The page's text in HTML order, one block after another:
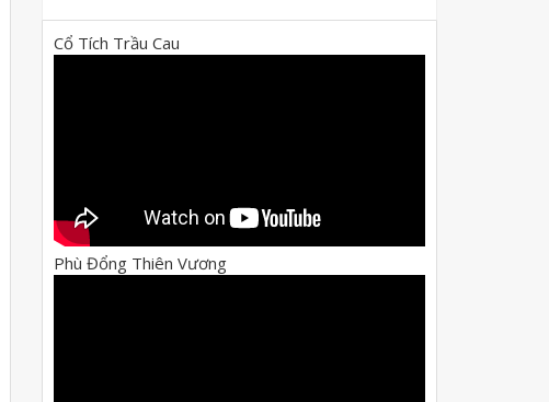
Cổ Tích Trầu Cau
Phù Đổng Thiên Vương